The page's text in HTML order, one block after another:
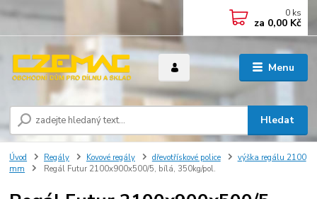
Menu
Hledat
0 ks
za 0,00 Kč
Úvod Regály Kovové regály dřevotřískové police
výška regálu 2100
mm
Regál Futur 2100x900x500/5, bílá, 350kg/pol.